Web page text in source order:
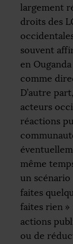
largement
droits des
souvent
en
comme
D’autre
acteurs
réactions
même
un scénario
faites
faites rien »
actions
ou de